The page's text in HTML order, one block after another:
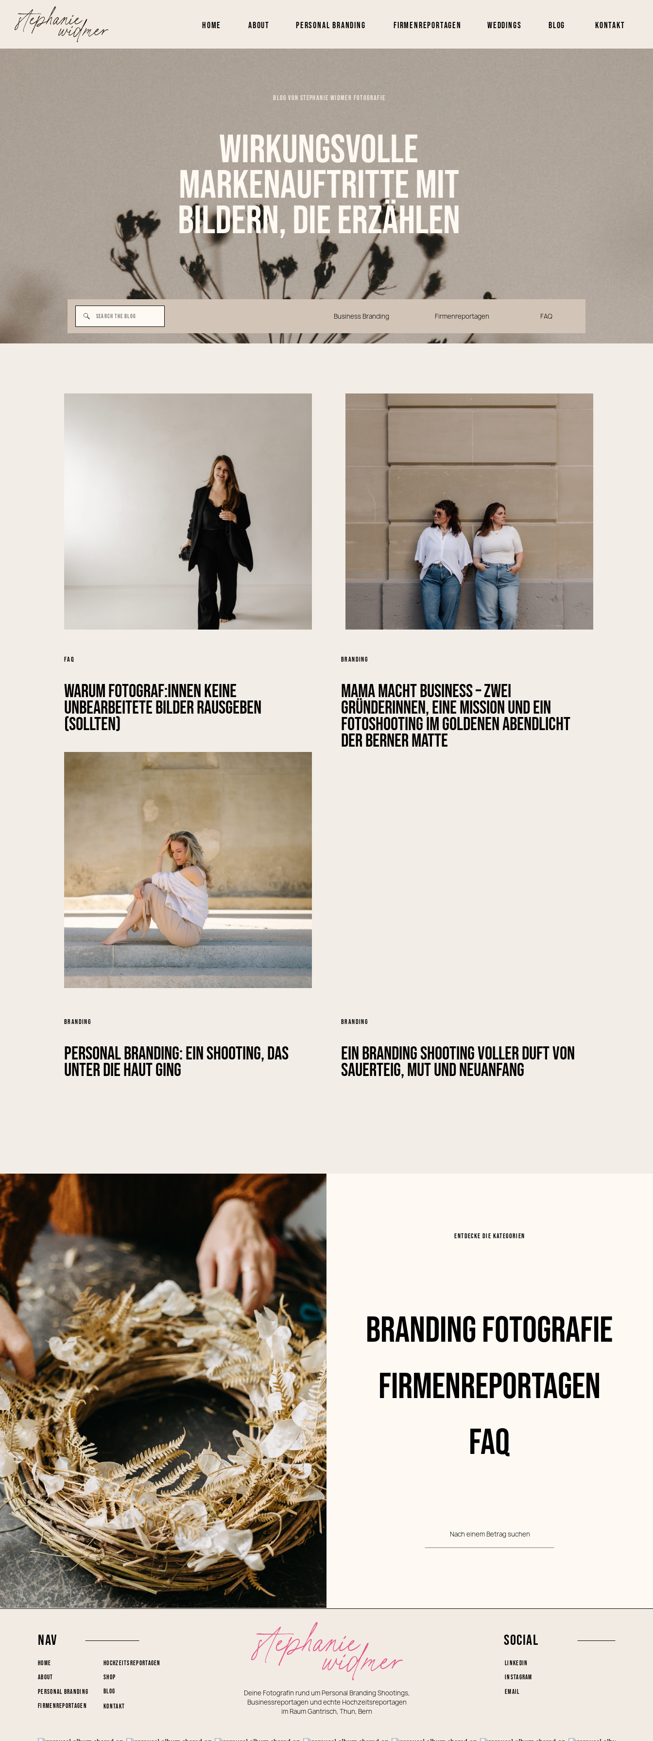
Weddings
Firmenreportagen
Personal Branding
About
Home Kontakt
Blog
FAQ
Firmenreportagen
Business Branding
Search
Wirkungsvolle
Markenauftritte mit
Bildern, die erzählen
BLOG VON STEPHANIE WIDMER FOTOGRAFIE
BRANDING
Mama macht Business – zwei
Gründerinnen, eine Mission und ein
Fotoshooting im goldenen Abendlicht
der Berner Matte
Warum Fotograf:innen keine
unbearbeitete Bilder rausgeben
(sollten)
FAQ
Personal Branding: Ein Shooting, das
unter die Haut ging
BRANDING
Ein Branding Shooting voller Duft von
Sauerteig, Mut und Neuanfang
BRANDING
Nach einem Betrag suchen
FAQ
Firmenreportagen
Branding Fotografie
ENTDECKE DIE KATEGORIEN
INSTAGRAM
LINKEDIN
EMAIL
SOCIAL
Deine Fotografin rund um Personal Branding Shootings,
Businessreportagen und echte Hochzeitsreportagen
im Raum Gantrisch, Thun, Bern
BLOG
HOCHZEITSREPORTAGEN
FIRMENREPORTAGEN
PERSONAL BRANDING
ABOUT
HOME
NAV
SHOP
KONTAKT